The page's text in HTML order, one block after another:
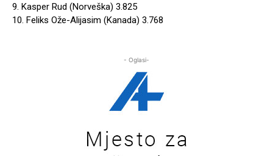
9. Kasper Rud (Norveška) 3.825
10. Feliks Ože-Alijasim (Kanada) 3.768
- Oglasi-